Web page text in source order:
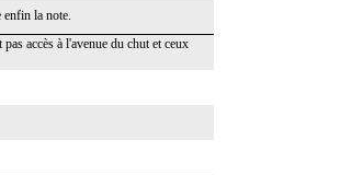
enfin la note.
accès à l'avenue du chut et ceux